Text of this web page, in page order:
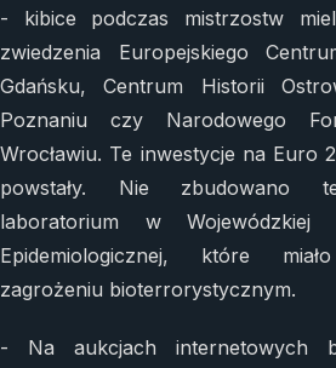
- kibice podczas mistrzostw
zwiedzenia Europejskiego
Gdańsku, Centrum Historii
Poznaniu czy Narodowego
Wrocławiu. Te inwestycje na Euro
powstały. Nie zbudowano
laboratorium w Wojewódzkiej
Epidemiologicznej, które
zagrożeniu bioterrorystycznym.
- Na aukcjach internetowych